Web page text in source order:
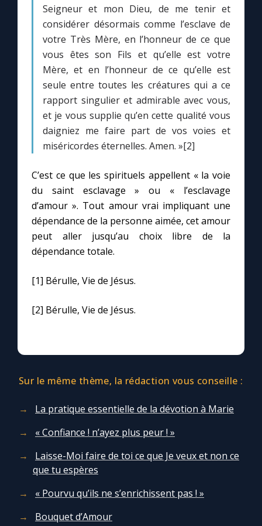
Seigneur et mon Dieu, de me tenir et
considérer désormais comme l’esclave de
votre Très Mère, en l’honneur de ce que
vous êtes son Fils et qu’elle est votre
Mère, et en l’honneur de ce qu’elle est
seule entre toutes les créatures qui a ce
rapport singulier et admirable avec vous,
et je vous supplie qu’en cette qualité vous
daigniez me faire part de vos voies et
miséricordes éternelles. Amen. »[2]
C’est ce que les spirituels appellent « la voie
du saint esclavage » ou « l’esclavage
d’amour ». Tout amour vrai impliquant une
dépendance de la personne aimée, cet amour
peut aller jusqu’au choix libre de la
dépendance totale.
[1] Bérulle, Vie de Jésus.
[2] Bérulle, Vie de Jésus.
Sur le même thème, la rédaction vous conseille :
La pratique essentielle de la dévotion à Marie
« Confiance ! n’ayez plus peur ! »
Laisse-Moi faire de toi ce que Je veux et non ce
que tu espères
« Pourvu qu’ils ne s’enrichissent pas ! »
Bouquet d’Amour